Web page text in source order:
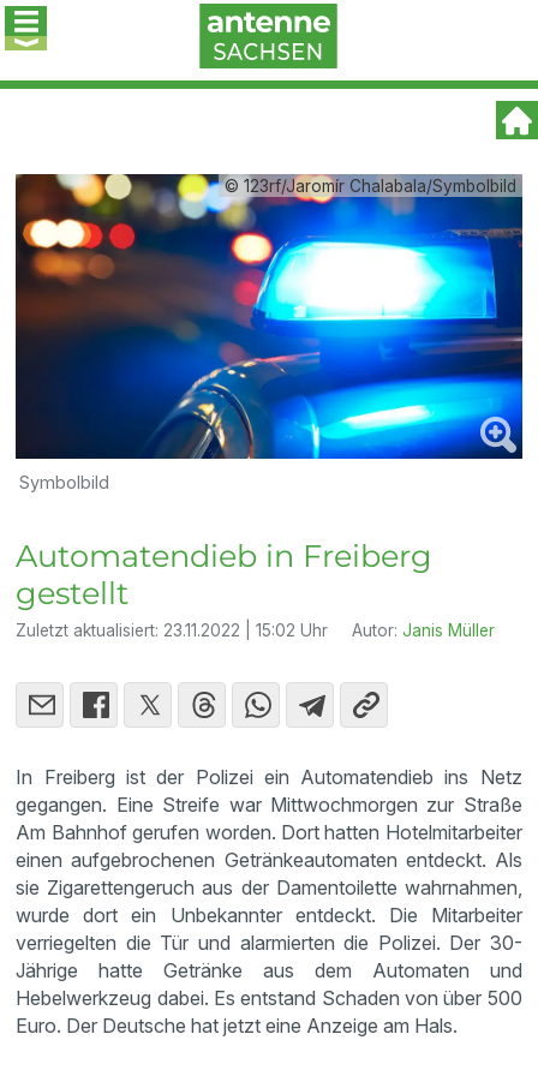
© 123rf/Jaromír Chalabala/Symbolbild
Symbolbild
Automatendieb in Freiberg
gestellt
Zuletzt aktualisiert: 23.11.2022 | 15:02 Uhr Autor:Janis Müller
In Freiberg ist der Polizei ein Automatendieb ins Netz
gegangen. Eine Streife war Mittwochmorgen zur Straße
Am Bahnhof gerufen worden. Dort hatten Hotelmitarbeiter
einen aufgebrochenen Getränkeautomaten entdeckt. Als
sie Zigarettengeruch aus der Damentoilette wahrnahmen,
wurde dort ein Unbekannter entdeckt. Die Mitarbeiter
verriegelten die Tür und alarmierten die Polizei. Der 30-
Jährige hatte Getränke aus dem Automaten und
Hebelwerkzeug dabei. Es entstand Schaden von über 500
Euro. Der Deutsche hat jetzt eine Anzeige am Hals.